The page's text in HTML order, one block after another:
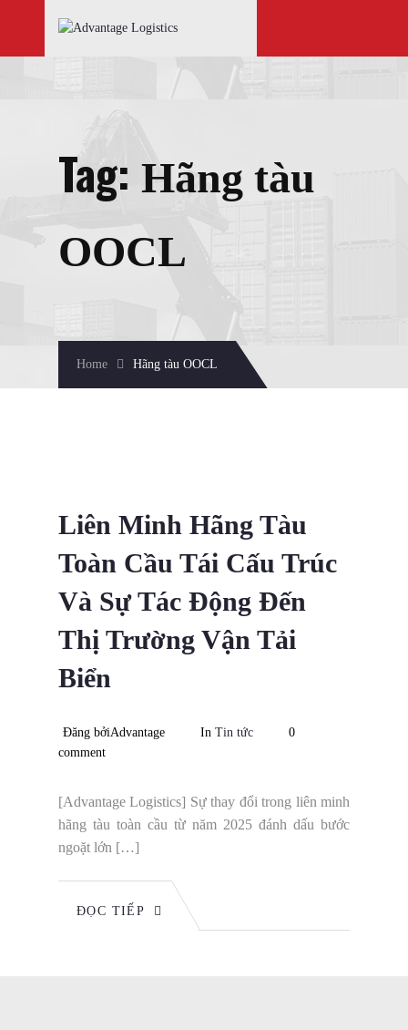
Tag: Hãng tàu
OOCL
Home Hãng tàu OOCL
Liên Minh Hãng Tàu
Toàn Cầu Tái Cấu Trúc
Và Sự Tác Động Đến
Thị Trường Vận Tải
Biển
Đăng bởiAdvantage In Tin tức
0
comment
[Advantage Logistics] Sự thay đổi trong liên minh
hãng tàu toàn cầu từ năm 2025 đánh dấu bước
ngoặt lớn […]
ĐỌC TIẾP